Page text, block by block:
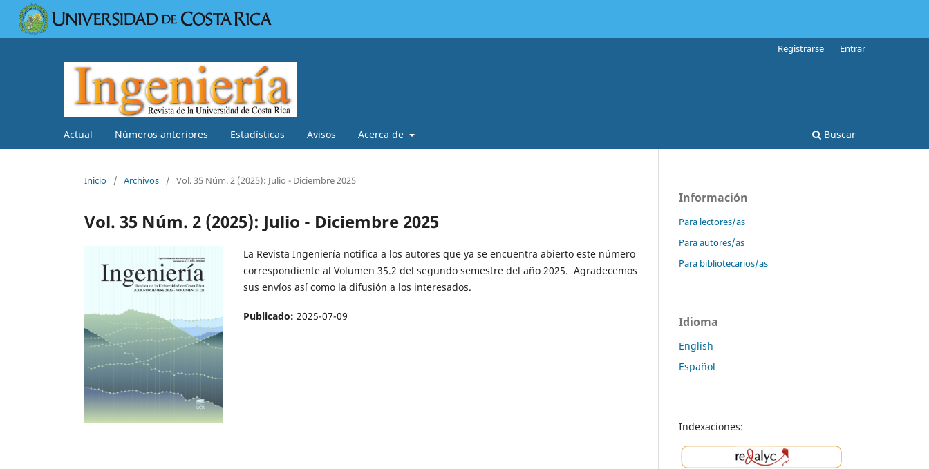
Actual Números anteriores Estadísticas Avisos Acerca de Buscar
Registrarse Entrar
Inicio / Archivos / Vol. 35 Núm. 2 (2025): Julio - Diciembre 2025
Vol. 35 Núm. 2 (2025): Julio - Diciembre 2025
La Revista Ingeniería notifica a los autores que ya se encuentra abierto este número
correspondiente al Volumen 35.2 del segundo semestre del año 2025. Agradecemos
sus envíos así como la difusión a los interesados.
Publicado: 2025-07-09
Información
Para lectores/as
Para autores/as
Para bibliotecarios/as
Idioma
English
Español
Indexaciones: